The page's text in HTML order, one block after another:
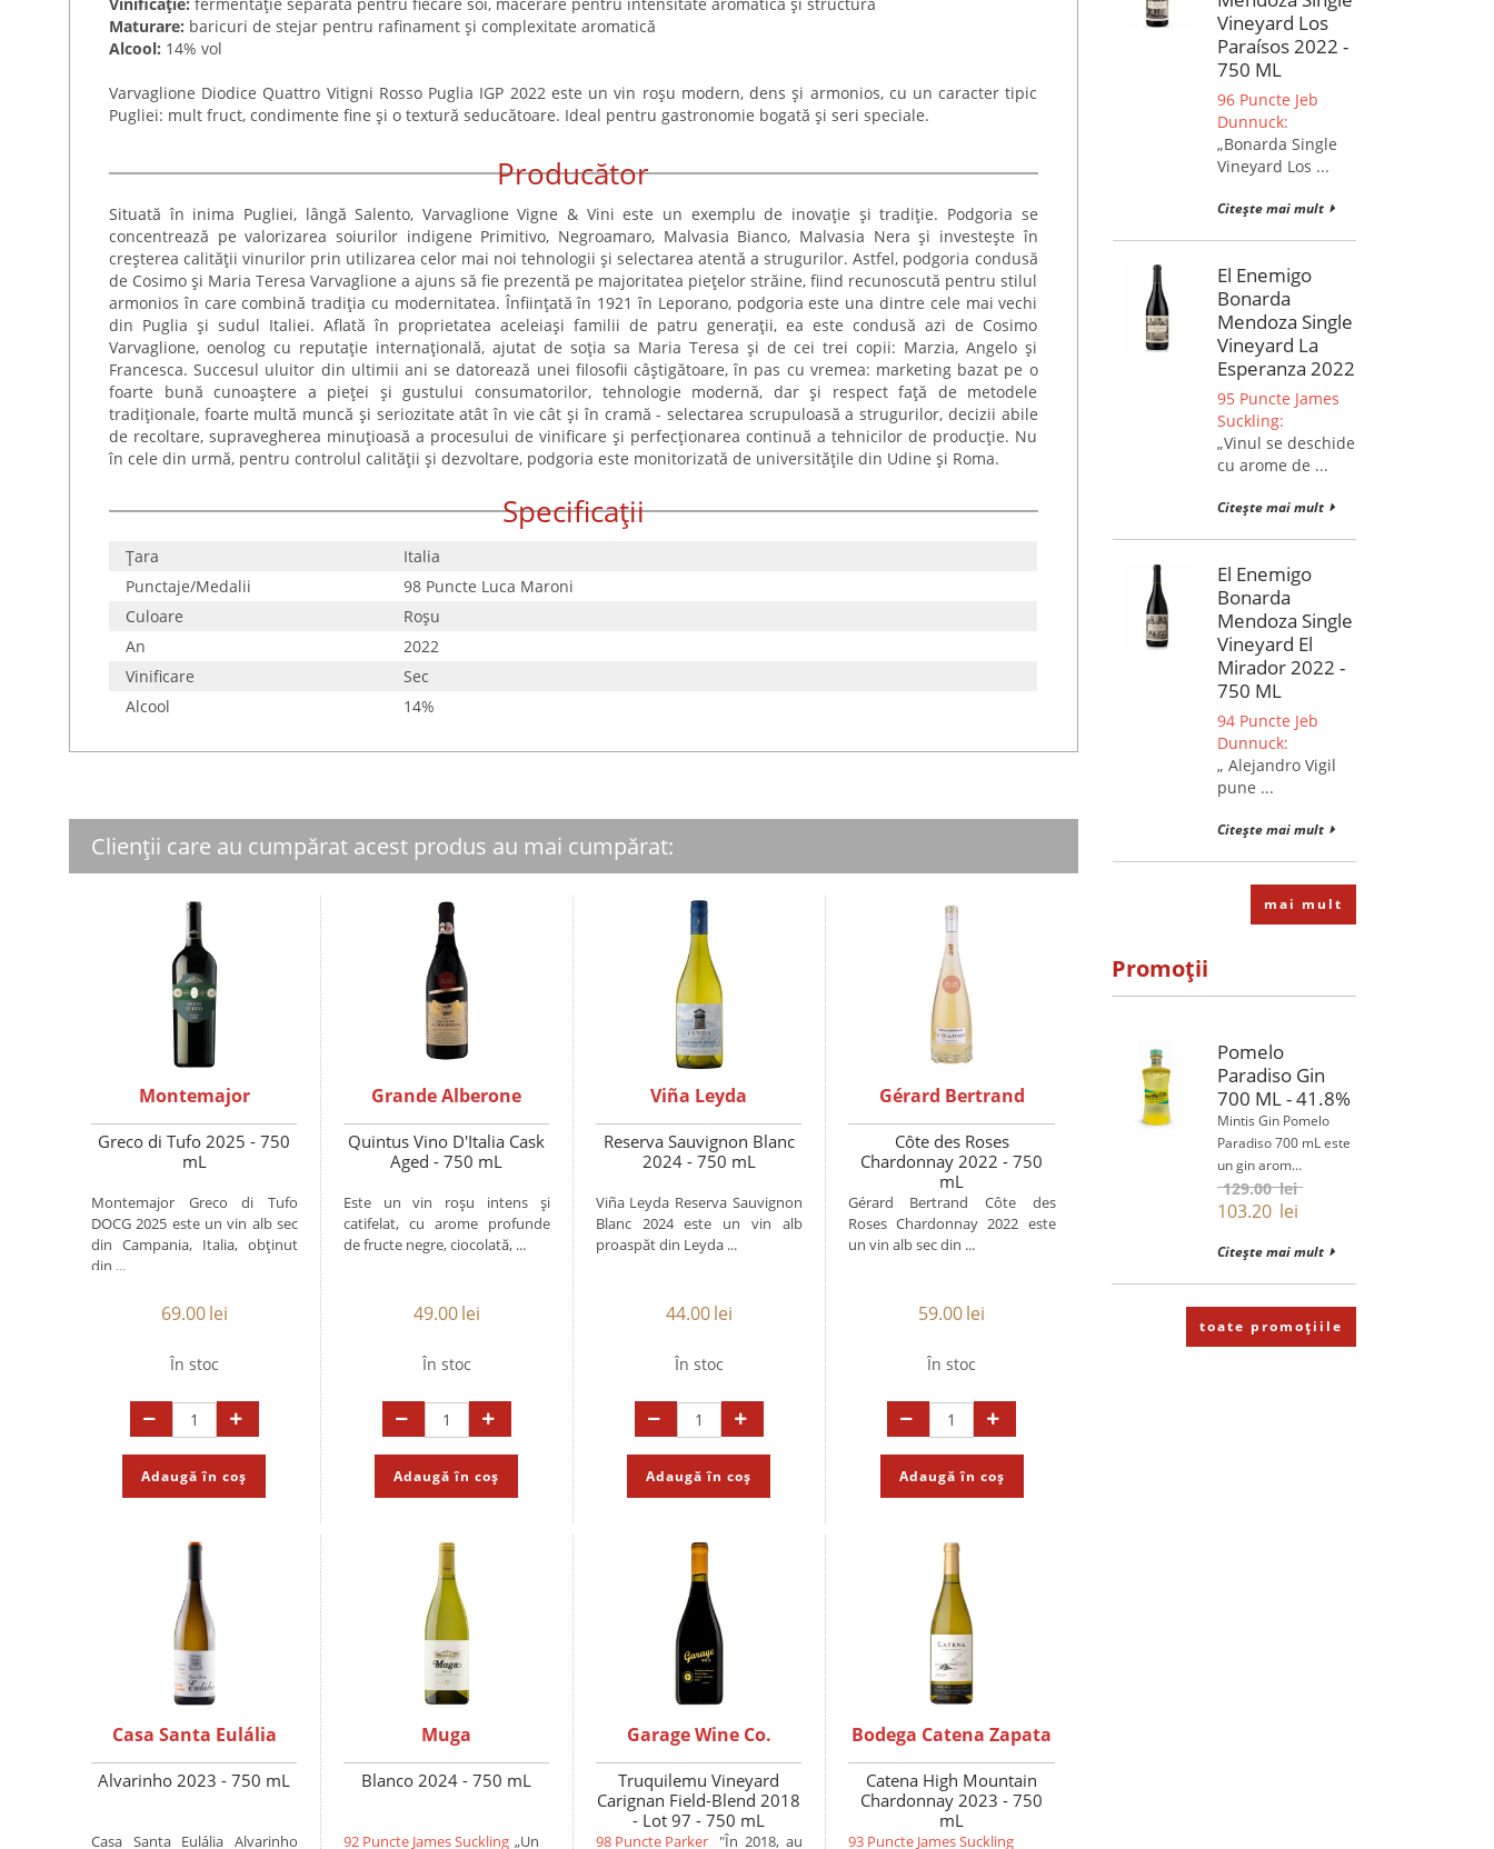
Maturare: baricuri de stejar pentru rafinament și complexitate aromatică
Alcool: 14% vol
Varvaglione Diodice Quattro Vitigni Rosso Puglia IGP 2022 este un vin roșu modern, dens și armonios, cu un caracter tipic
Pugliei: mult fruct, condimente fine și o textură seducătoare. Ideal pentru gastronomie bogată și seri speciale.
Producător
Situată în inima Pugliei, lângă Salento, Varvaglione Vigne & Vini este un exemplu de inovație și tradiție. Podgoria se
concentrează pe valorizarea soiurilor indigene Primitivo, Negroamaro, Malvasia Bianco, Malvasia Nera și investește în
creșterea calității vinurilor prin utilizarea celor mai noi tehnologii și selectarea atentă a strugurilor. Astfel, podgoria condusă
de Cosimo și Maria Teresa Varvaglione a ajuns să fie prezentă pe majoritatea piețelor străine, fiind recunoscută pentru stilul
armonios în care combină tradiția cu modernitatea. Înființată în 1921 în Leporano, podgoria este una dintre cele mai vechi
din Puglia și sudul Italiei. Aflată în proprietatea aceleiași familii de patru generații, ea este condusă azi de Cosimo
Varvaglione, oenolog cu reputație internațională, ajutat de soția sa Maria Teresa și de cei trei copii: Marzia, Angelo și
Francesca. Succesul uluitor din ultimii ani se datorează unei filosofii câștigătoare, în pas cu vremea: marketing bazat pe o
foarte bună cunoaștere a pieței și gustului consumatorilor, tehnologie modernă, dar și respect față de metodele
tradiționale, foarte multă muncă și seriozitate atât în vie cât și în cramă - selectarea scrupuloasă a strugurilor, decizii abile
de recoltare, supravegherea minuțioasă a procesului de vinificare și perfecționarea continuă a tehnicilor de producție. Nu
în cele din urmă, pentru controlul calității și dezvoltare, podgoria este monitorizată de universitățile din Udine și Roma.
Specificații
Țara
Italia
Punctaje/Medalii
98 Puncte Luca Maroni
Culoare
Roşu
An
2022
Vinificare
Sec
Alcool
14%
Clienții care au cumpărat acest produs au mai cumpărat:
Montemajor
Greco di Tufo 2025 - 750
mL
Montemajor Greco di Tufo
DOCG 2025 este un vin alb sec
din Campania, Italia, obținut
din ...
69.00lei
În stoc
Adaugă în coș
Grande Alberone
Quintus Vino D'Italia Cask
Aged - 750 mL
Este un vin roșu intens și
catifelat, cu arome profunde
de fructe negre, ciocolată, ...
49.00lei
În stoc
Adaugă în coș
Viña Leyda
Reserva Sauvignon Blanc
2024 - 750 mL
Viña Leyda Reserva Sauvignon
Blanc 2024 este un vin alb
proaspăt din Leyda ...
44.00lei
În stoc
Adaugă în coș
Gérard Bertrand
Côte des Roses
Chardonnay 2022 - 750
mL
Gérard Bertrand Côte des
Roses Chardonnay 2022 este
un vin alb sec din ...
59.00lei
În stoc
Adaugă în coș
Casa Santa Eulália
Alvarinho 2023 - 750 mL
Casa Santa Eulália Alvarinho
Muga
Blanco 2024 - 750 mL
92 Puncte James Suckling „Un
Garage Wine Co.
Truquilemu Vineyard
Carignan Field-Blend 2018
- Lot 97 - 750 mL
98 Puncte Parker
"În 2018, au
Bodega Catena Zapata
Catena High Mountain
Chardonnay 2023 - 750
mL
93 Puncte James Suckling
Vineyard Los
Paraísos 2022 -
750 ML
96 Puncte Jeb
Dunnuck:
„Bonarda Single
Vineyard Los ...
Citește mai mult
El Enemigo
Bonarda
Mendoza Single
Vineyard La
Esperanza 2022
95 Puncte James
Suckling:
„Vinul se deschide
cu arome de ...
Citește mai mult
El Enemigo
Bonarda
Mendoza Single
Vineyard El
Mirador 2022 -
750 ML
94 Puncte Jeb
Dunnuck:
„ Alejandro Vigil
pune ...
Citește mai mult
mai mult
Promoții
Pomelo
Paradiso Gin
700 ML - 41.8%
Mintis Gin Pomelo
Paradiso 700 mL este
un gin arom...
129.00lei
103.20 lei
Citește mai mult
toate promoțiile